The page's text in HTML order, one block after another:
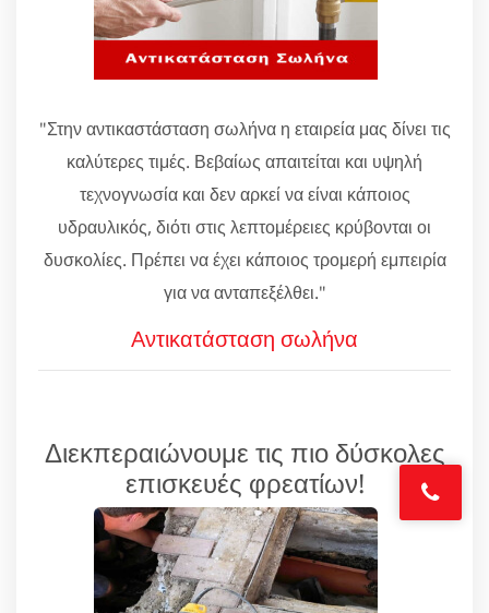
"Στην αντικαστάσταση σωλήνα η εταιρεία μας δίνει τις
καλύτερες τιμές. Βεβαίως απαιτείται και υψηλή
τεχνογνωσία και δεν αρκεί να είναι κάποιος
υδραυλικός, διότι στις λεπτομέρειες κρύβονται οι
δυσκολίες. Πρέπει να έχει κάποιος τρομερή εμπειρία
για να ανταπεξέλθει."
Αντικατάσταση σωλήνα
Διεκπεραιώνουμε τις πιο δύσκολες
επισκευές φρεατίων!